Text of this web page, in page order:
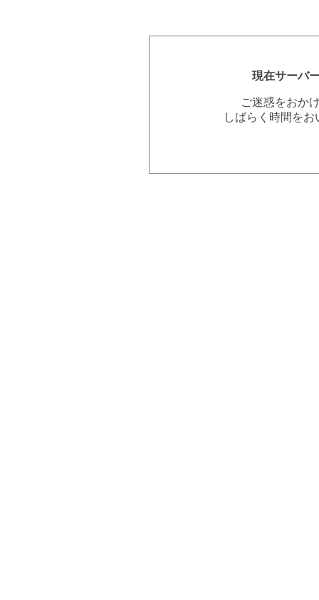
現在サーバ
ご迷惑をおか
しばらく時間を